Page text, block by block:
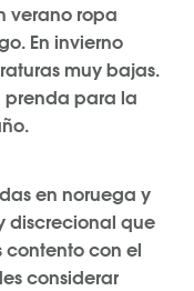
verano ropa
En invierno
muy bajas.
prenda para la
en noruega y
discrecional que
contento con el
considerar